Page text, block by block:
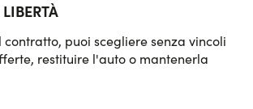
puoi scegliere senza vincoli
restituire l'auto o mantenerla